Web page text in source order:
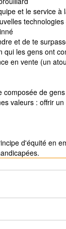
et le service à
et de te
qui les gens ont
en vente (un
composée de
valeurs : offrir
d'équité en